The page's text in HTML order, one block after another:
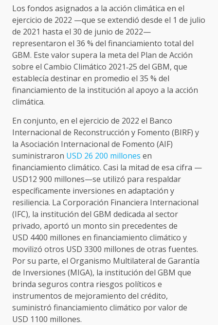
Los fondos asignados a la acción climática en el
ejercicio de 2022 —que se extendió desde el 1 de julio
de 2021 hasta el 30 de junio de 2022—
representaron el 36 % del financiamiento total del
GBM. Este valor supera la meta del Plan de Acción
sobre el Cambio Climático 2021‑25 del GBM, que
establecía destinar en promedio el 35 % del
financiamiento de la institución al apoyo a la acción
climática.
En conjunto, en el ejercicio de 2022 el Banco
Internacional de Reconstrucción y Fomento (BIRF) y
la Asociación Internacional de Fomento (AIF)
suministraron USD 26 200 millones en
financiamiento climático. Casi la mitad de esa cifra —
USD12 900 millones—se utilizó para respaldar
específicamente inversiones en adaptación y
resiliencia. La Corporación Financiera Internacional
(IFC), la institución del GBM dedicada al sector
privado, aportó un monto sin precedentes de
USD 4400 millones en financiamiento climático y
movilizó otros USD 3300 millones de otras fuentes.
Por su parte, el Organismo Multilateral de Garantía
de Inversiones (MIGA), la institución del GBM que
brinda seguros contra riesgos políticos e
instrumentos de mejoramiento del crédito,
suministró financiamiento climático por valor de
USD 1100 millones.